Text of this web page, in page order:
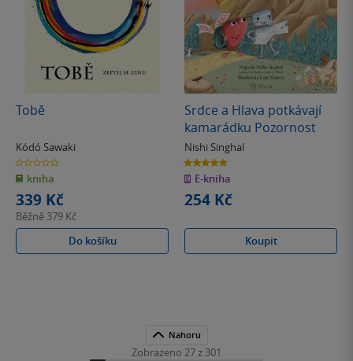
Tobě
Kódó Sawaki
0.0
z
5
hvězdiček
kniha
339 Kč
Běžně 379 Kč
Do košíku
Srdce a Hlava potkávají
kamarádku Pozornost
Nishi Singhal
5.0
z
5
hvězdiček
E-kniha
254 Kč
Koupit
Nahoru
Zobrazeno 27 z 301